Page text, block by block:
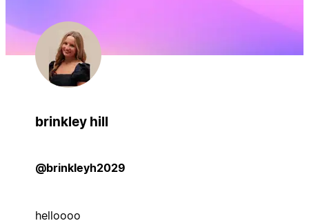
brinkley hill
@brinkleyh2029
helloooo